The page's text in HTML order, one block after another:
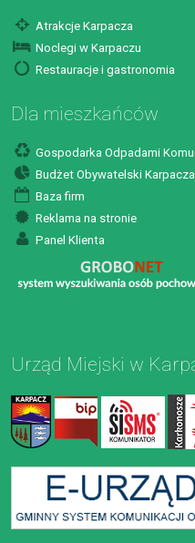
Atrakcje Karpacza
Noclegi w Karpaczu
Restauracje i gastronomia
Dla mieszkańców
Gospodarka Odpadami
Budżet Obywatelski Karpacza
Baza firm
Reklama na stronie
Panel Klienta
Urząd Miejski w